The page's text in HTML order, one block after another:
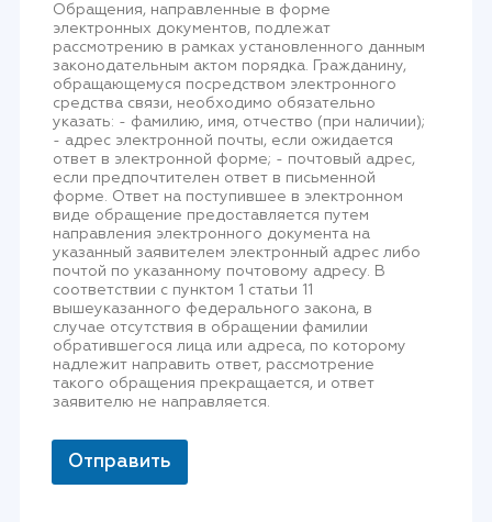
Обращения, направленные в форме
электронных документов, подлежат
рассмотрению в рамках установленного данным
законодательным актом порядка. Гражданину,
обращающемуся посредством электронного
средства связи, необходимо обязательно
указать: - фамилию, имя, отчество (при наличии);
- адрес электронной почты, если ожидается
ответ в электронной форме; - почтовый адрес,
если предпочтителен ответ в письменной
форме. Ответ на поступившее в электронном
виде обращение предоставляется путем
направления электронного документа на
указанный заявителем электронный адрес либо
почтой по указанному почтовому адресу. В
соответствии с пунктом 1 статьи 11
вышеуказанного федерального закона, в
случае отсутствия в обращении фамилии
обратившегося лица или адреса, по которому
надлежит направить ответ, рассмотрение
такого обращения прекращается, и ответ
заявителю не направляется.
Отправить